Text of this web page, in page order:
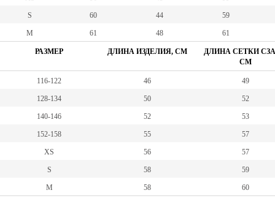
S 60 44 59
M 61 48 61
РАЗМЕР ДЛИНА ИЗДЕЛИЯ, СМ
ДЛИНА СЕТКИ
СМ
116-122 46 49
128-134 50 52
140-146 52 53
152-158 55 57
XS 56 57
S 58 59
М 58 60